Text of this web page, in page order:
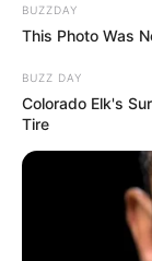
BUZZDAY
This Photo Was
BUZZ DAY
Colorado Elk's
Tire